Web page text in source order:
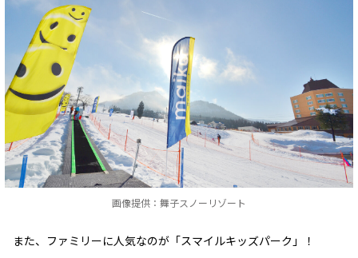
画像提供：舞子スノーリゾート
また、ファミリーに人気なのが「スマイルキッズパーク」！